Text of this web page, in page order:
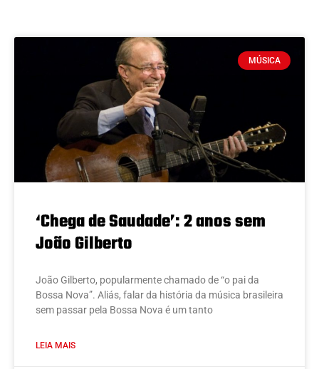
MÚSICA
‘Chega de Saudade’: 2 anos sem
João Gilberto
João Gilberto, popularmente chamado de “o pai da
Bossa Nova”. Aliás, falar da história da música brasileira
sem passar pela Bossa Nova é um tanto
LEIA MAIS